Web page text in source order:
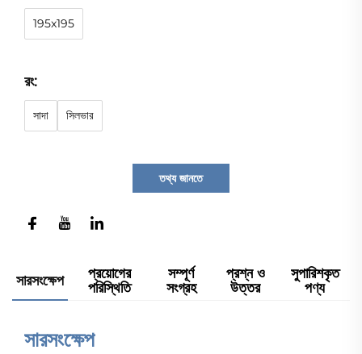
195x195
রং:
সাদা সিলভার
তথ্য জানতে
সারসংক্ষেপ
প্রয়োগের
পরিস্থিতি
সম্পূর্ণ
সংগ্রহ
প্রশ্ন ও
উত্তর
সুপারিশকৃত
পণ্য
সারসংক্ষেপ